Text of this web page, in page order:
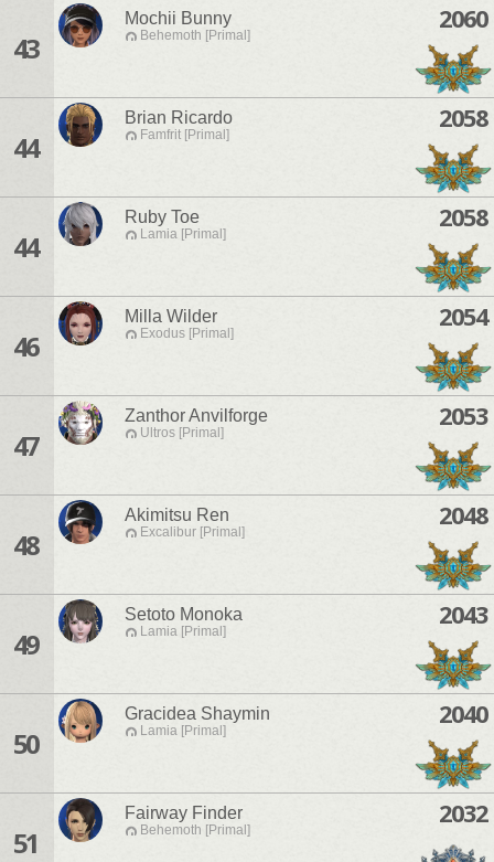
43
Mochii Bunny
Behemoth [Primal]
2060
44
Brian Ricardo
Famfrit [Primal]
2058
44
Ruby Toe
Lamia [Primal]
2058
46
Milla Wilder
Exodus [Primal]
2054
47
Zanthor Anvilforge
Ultros [Primal]
2053
48
Akimitsu Ren
Excalibur [Primal]
2048
49
Setoto Monoka
Lamia [Primal]
2043
50
Gracidea Shaymin
Lamia [Primal]
2040
51
Fairway Finder
Behemoth [Primal]
2032